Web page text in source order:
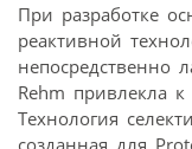
При разработке
реактивной
непосредственно
Rehm привлекла
Технология
созданная для